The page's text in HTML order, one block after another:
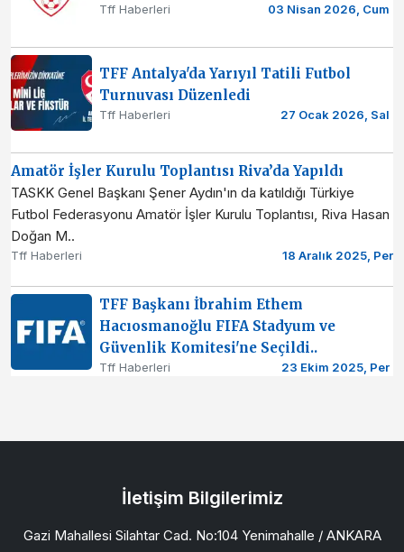
Tff Haberleri 03 Nisan 2026, Cum
TFF Antalya'da Yarıyıl Tatili Futbol
Turnuvası Düzenledi
Tff Haberleri 27 Ocak 2026, Sal
Amatör İşler Kurulu Toplantısı Riva’da Yapıldı
TASKK Genel Başkanı Şener Aydın'ın da katıldığı Türkiye
Futbol Federasyonu Amatör İşler Kurulu Toplantısı, Riva Hasan
Doğan M..
Tff Haberleri 18 Aralık 2025, Per
TFF Başkanı İbrahim Ethem
Hacıosmanoğlu FIFA Stadyum ve
Güvenlik Komitesi'ne Seçildi..
Tff Haberleri 23 Ekim 2025, Per
İletişim Bilgilerimiz
Gazi Mahallesi Silahtar Cad. No:104 Yenimahalle / ANKARA